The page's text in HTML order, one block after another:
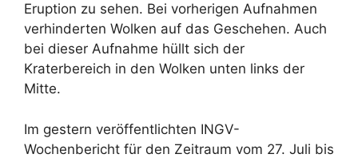
Eruption zu sehen. Bei vorherigen Aufnahmen
verhinderten Wolken auf das Geschehen. Auch
bei dieser Aufnahme hüllt sich der
Kraterbereich in den Wolken unten links der
Mitte.
Im gestern veröffentlichten INGV-
Wochenbericht für den Zeitraum vom 27. Juli bis